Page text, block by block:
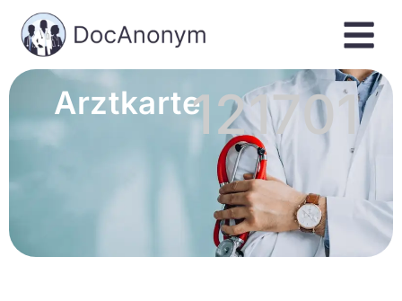
Arztkarte121701